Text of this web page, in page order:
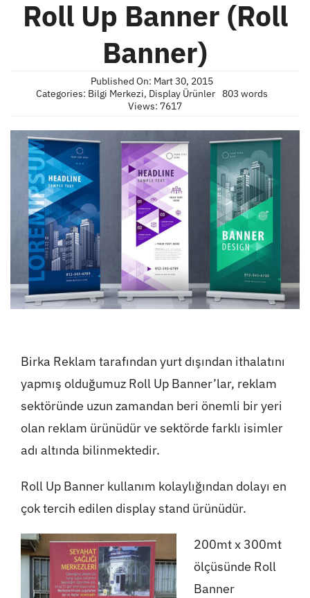
Roll Up Banner (Roll
Banner)
Published On: Mart 30, 2015
Categories: Bilgi Merkezi, Display Ürünler 803 words
Views: 7617
Birka Reklam tarafından yurt dışından ithalatını
yapmış olduğumuz Roll Up Banner’lar, reklam
sektöründe uzun zamandan beri önemli bir yeri
olan reklam ürünüdür ve sektörde farklı isimler
adı altında bilinmektedir.
Roll Up Banner kullanım kolaylığından dolayı en
çok tercih edilen display stand ürünüdür.
200mt x 300mt
ölçüsünde Roll
Banner